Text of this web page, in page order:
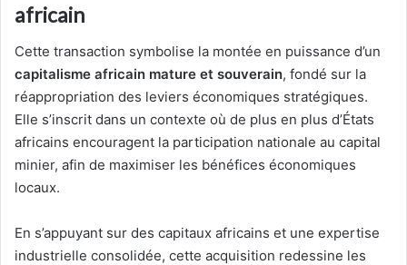
africain
Cette transaction symbolise la montée en puissance d’un
capitalisme africain mature et souverain, fondé sur la
réappropriation des leviers économiques stratégiques.
Elle s’inscrit dans un contexte où de plus en plus d’États
africains encouragent la participation nationale au capital
minier, afin de maximiser les bénéfices économiques
locaux.
En s’appuyant sur des capitaux africains et une expertise
industrielle consolidée, cette acquisition redessine les